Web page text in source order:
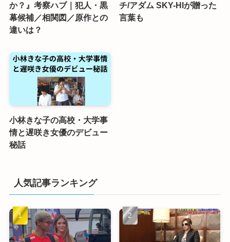
か？』考察ハブ｜犯人・黒
幕候補／相関図／原作との
違いは？
チ/アダム SKY-HIが贈った
言葉も
小林きな子の高校・大学事
情と遅咲き女優のデビュー
秘話
人気記事ランキング